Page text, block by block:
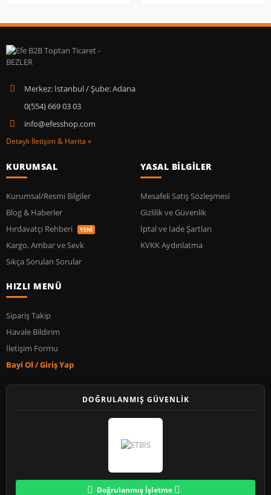
Merkez: İstanbul / Şube: Adana
0(554) 669 03 03
info@efesshop.com
Detaylı İletişim & Harita »
KURUMSAL
Kurumsal/Resmi Bilgiler
Blog & Haberler
Hırdavatçı Rehberi
YENİ
Kargo, Ambar ve Sevk
Sıkça Sorulan Sorular
YASAL BİLGİLER
Mesafeli Satış Sözleşmesi
Gizlilik ve Güvenlik
İptal ve İade Şartları
KVKK Aydınlatma
HIZLI MENÜ
Sipariş Takip
Havale Bildirim
İletişim Formu
Bayi Ol / Giriş Yap
DOĞRULANMIŞ GÜVENLİK
Doğrulanmış İşletme